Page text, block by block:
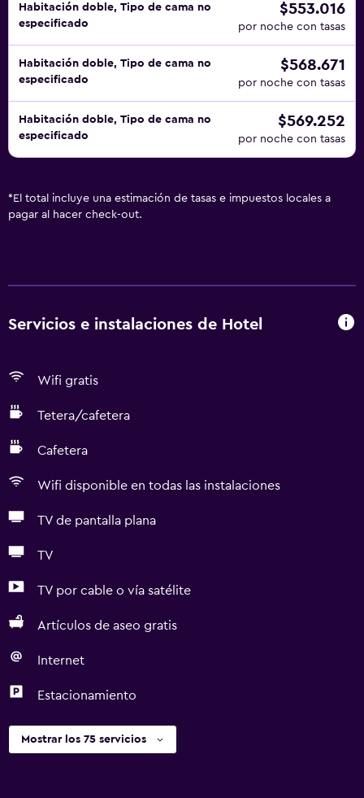
Habitación doble, Tipo de cama no
especificado
$553.016
por noche con tasas
Habitación doble, Tipo de cama no
especificado
$568.671
por noche con tasas
Habitación doble, Tipo de cama no
especificado
$569.252
por noche con tasas
* El total incluye una estimación de tasas e impuestos locales a
pagar al hacer check-out.
Servicios e instalaciones de Hotel
Wifi gratis
Tetera/cafetera
Cafetera
Wifi disponible en todas las instalaciones
TV de pantalla plana
TV
TV por cable o vía satélite
Artículos de aseo gratis
Internet
Estacionamiento
Mostrar los 75 servicios